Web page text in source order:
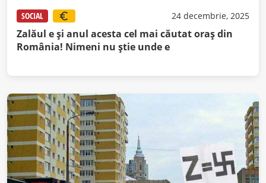
SOCIAL 24 decembrie, 2025
Zalăul e şi anul acesta cel mai căutat oraş din
România! Nimeni nu ştie unde e